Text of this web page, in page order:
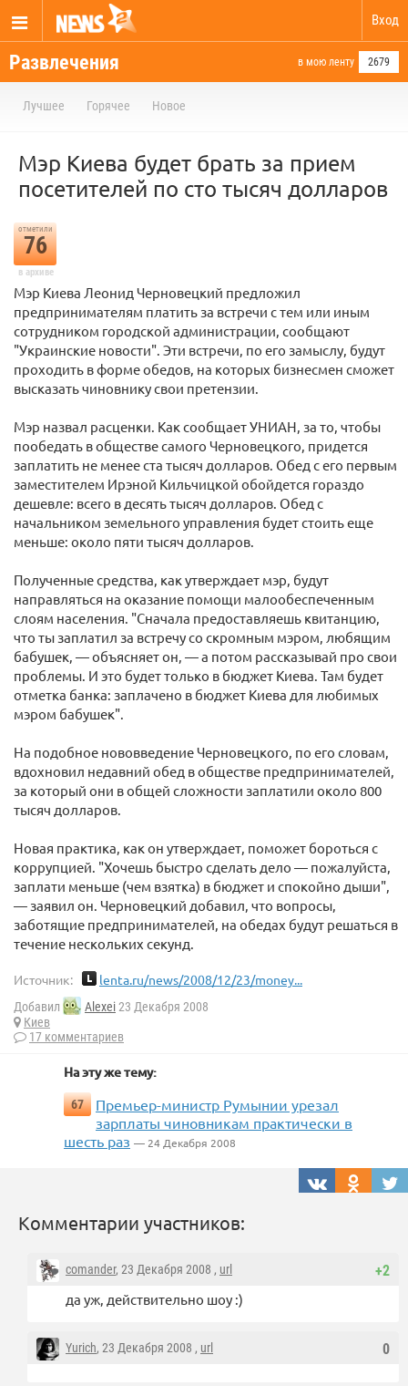
Вход
Развлечения в мою ленту 2679
Лучшее Горячее Новое
Мэр Киева будет брать за прием
посетителей по сто тысяч долларов
отметили
76
в архиве
Мэр Киева Леонид Черновецкий предложил
предпринимателям платить за встречи с тем или иным
сотрудником городской администрации, сообщают
"Украинские новости". Эти встречи, по его замыслу, будут
проходить в форме обедов, на которых бизнесмен сможет
высказать чиновнику свои претензии.
Мэр назвал расценки. Как сообщает УНИАН, за то, чтобы
пообедать в обществе самого Черновецкого, придется
заплатить не менее ста тысяч долларов. Обед с его первым
заместителем Ирэной Кильчицкой обойдется гораздо
дешевле: всего в десять тысяч долларов. Обед с
начальником земельного управления будет стоить еще
меньше: около пяти тысяч долларов.
Полученные средства, как утверждает мэр, будут
направляться на оказание помощи малообеспеченным
слоям населения. "Сначала предоставляешь квитанцию,
что ты заплатил за встречу со скромным мэром, любящим
бабушек, — объясняет он, — а потом рассказывай про свои
проблемы. И это будет только в бюджет Киева. Там будет
отметка банка: заплачено в бюджет Киева для любимых
мэром бабушек".
На подобное нововведение Черновецкого, по его словам,
вдохновил недавний обед в обществе предпринимателей,
за который они в общей сложности заплатили около 800
тысяч долларов.
Новая практика, как он утверждает, поможет бороться с
коррупцией. "Хочешь быстро сделать дело — пожалуйста,
заплати меньше (чем взятка) в бюджет и спокойно дыши",
— заявил он. Черновецкий добавил, что вопросы,
заботящие предпринимателей, на обедах будут решаться в
течение нескольких секунд.
Источник: lenta.ru/news/2008/12/23/money...
Добавил Alexei23 Декабря 2008
Киев
17 комментариев
На эту же тему:
67
Премьер-министр Румынии урезал
зарплаты чиновникам практически в
шесть раз — 24 Декабря 2008
Комментарии участников:
+2
comander, 23 Декабря 2008 , url
да уж, действительно шоу :)
0
Yurich, 23 Декабря 2008 , url